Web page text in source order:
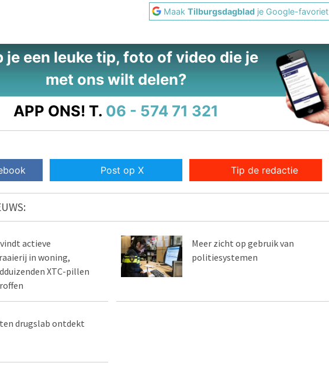
MaakTilburgsdagblad je Google-favoriet
je een leuke tip, foto of video die je
met ons wilt delen?
APP ONS! T. 06 - 574 71 321
Post op X Tip de redactie
actieve
in woning,
XTC-pillen
Meer zicht op gebruik van
politiesystemen
drugslab ontdekt